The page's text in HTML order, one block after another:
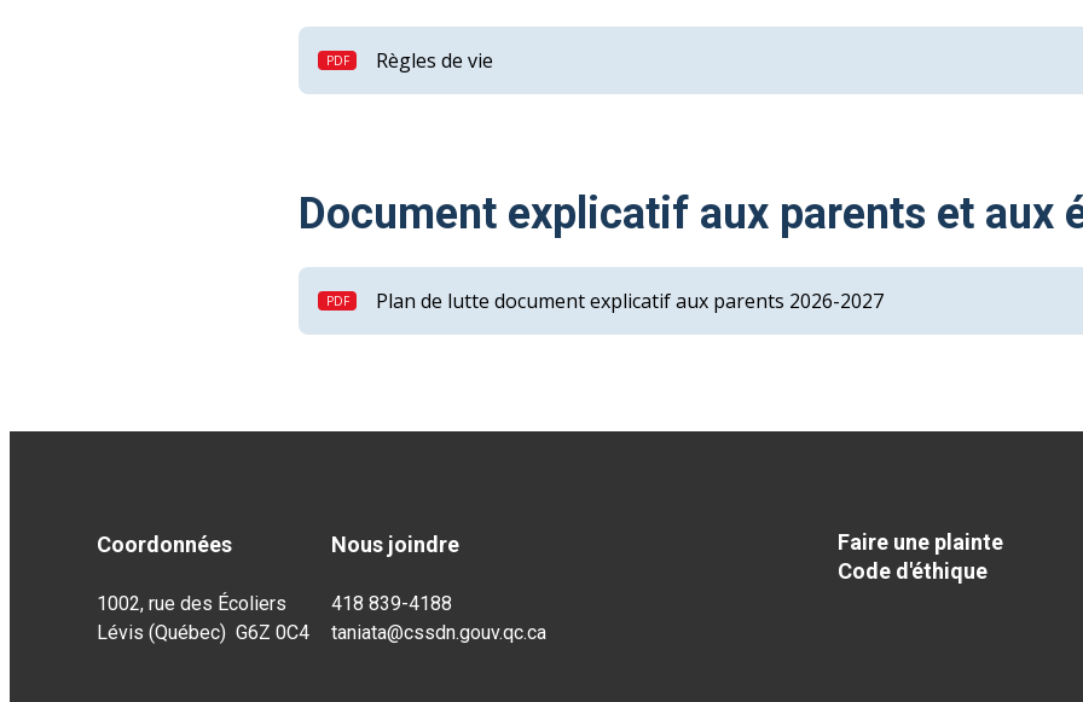
Règles de vie
Document explicatif aux parents et aux
Plan de lutte document explicatif aux parents 2026-2027
Coordonnées
1002, rue des Écoliers
Lévis (Québec) G6Z 0C4
Nous joindre
418 839-4188
taniata@cssdn.gouv.qc.ca
Faire une plainte
Code d'éthique